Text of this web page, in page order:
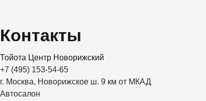
Контакты
Тойота Центр Новорижский
+7 (495) 153-54-65
г. Москва, Новорижское ш. 9 км от МКАД
Автосалон